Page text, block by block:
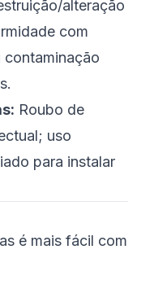
alteração
com
contaminação
Roubo de
uso
para instalar
é mais fácil com